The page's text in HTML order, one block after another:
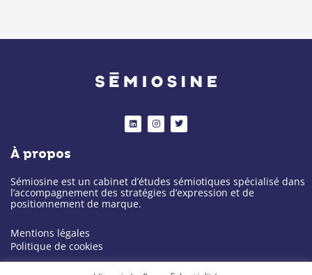
L
i
n
n
I
n
s
a
m
T
w
i
À propos
Sémiosine est un cabinet d’études sémiotiques spécialisé dans
l’accompagnement des stratégies d’expression et de
positionnement de marque.
Mentions légales
Politique de cookies